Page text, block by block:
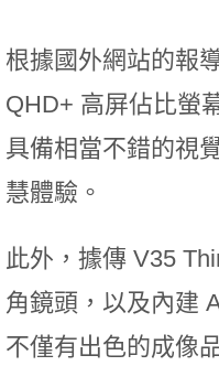
根據國外網站的報
QHD+ 高屏佔比螢
具備相當不錯的視
慧體驗。
此外，據傳 V35
角鏡頭，以及內建
不僅有出色的成像